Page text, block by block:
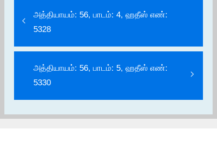
அத்தியாயம்: 56, பாடம்: 4, ஹதீஸ் எண்:
5328
அத்தியாயம்: 56, பாடம்: 5, ஹதீஸ் எண்:
5330